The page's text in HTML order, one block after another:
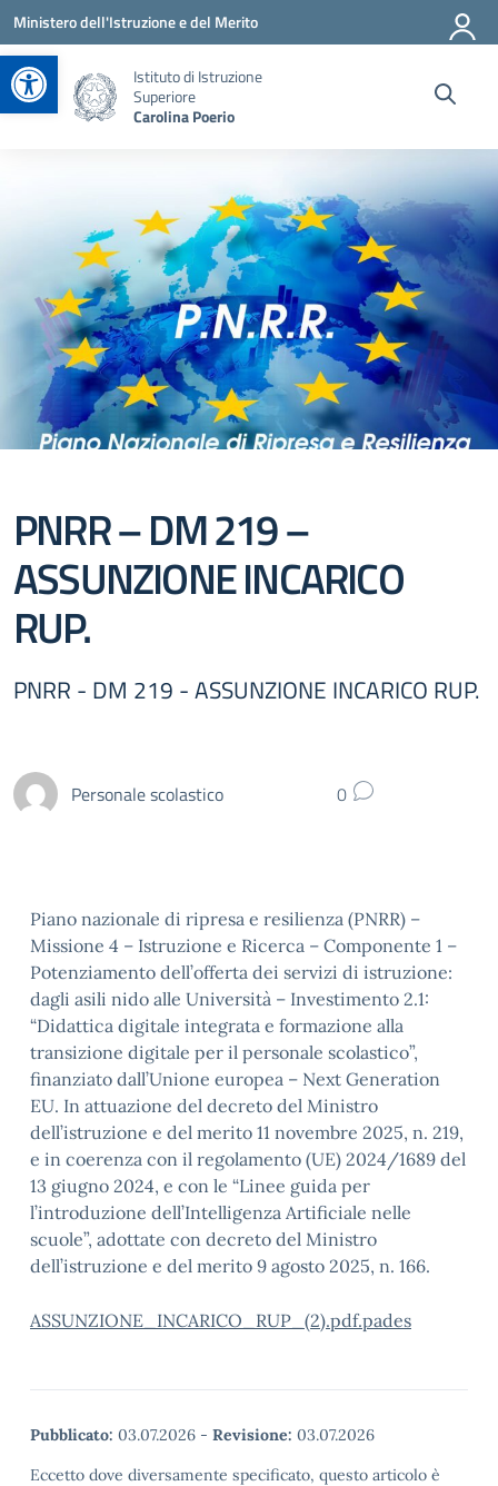
Apri la barra degli strumenti
Vai ai contenuti
Vai al menu di navigazione
Vai al footer
Ministero dell'Istruzione e del Merito
Istituto di Istruzione
Superiore
Carolina Poerio
PNRR – DM 219 –
ASSUNZIONE INCARICO
RUP.
PNRR - DM 219 - ASSUNZIONE INCARICO RUP.
Personale scolastico 0
Piano nazionale di ripresa e resilienza (PNRR) –
Missione 4 – Istruzione e Ricerca – Componente 1 –
Potenziamento dell’offerta dei servizi di istruzione:
dagli asili nido alle Università – Investimento 2.1:
“Didattica digitale integrata e formazione alla
transizione digitale per il personale scolastico”,
finanziato dall’Unione europea – Next Generation
EU. In attuazione del decreto del Ministro
dell’istruzione e del merito 11 novembre 2025, n. 219,
e in coerenza con il regolamento (UE) 2024/1689 del
13 giugno 2024, e con le “Linee guida per
l’introduzione dell’Intelligenza Artificiale nelle
scuole”, adottate con decreto del Ministro
dell’istruzione e del merito 9 agosto 2025, n. 166.
ASSUNZIONE_INCARICO_RUP_(2).pdf.pades
Pubblicato: 03.07.2026 - Revisione: 03.07.2026
Eccetto dove diversamente specificato, questo articolo è